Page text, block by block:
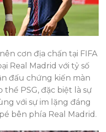
cơn địa chấn tại FIFA
Real Madrid với tỷ số
đấu chứng kiến màn
PSG, đặc biệt là sự
với sự im lặng đáng
bên phía Real Madrid.